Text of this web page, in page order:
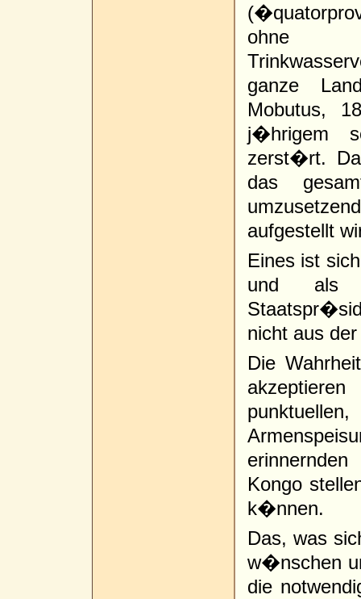
ohne
ganze
Mobutus,
j�hrigem
zerst�rt.
das
aufgestellt
Eines ist
und als
nicht aus
Die
Kongo
k�nnen.
Das, was
w�nschen
die